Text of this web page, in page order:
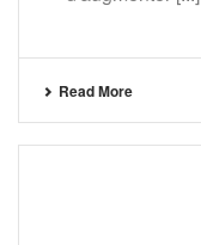
Read More